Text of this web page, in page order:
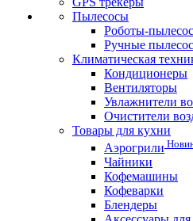
Пылесосы
Роботы-
Ручные
Климатическая
Кондиционеры
Вентиляторы
Увлажнители
Очистители
Товары для кухни
Аэрогрили
Чайники
Кофемашины
Кофеварки
Блендеры